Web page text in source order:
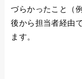
づらかったこと（
後から担当者経由
ます。